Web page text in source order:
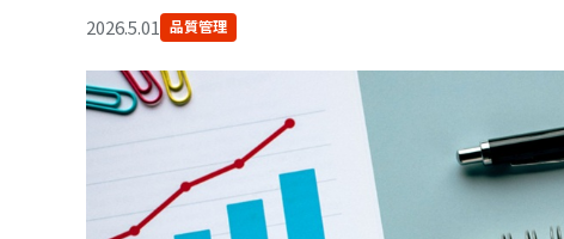
業務請負（自動車）
2026.5.01 品質管理